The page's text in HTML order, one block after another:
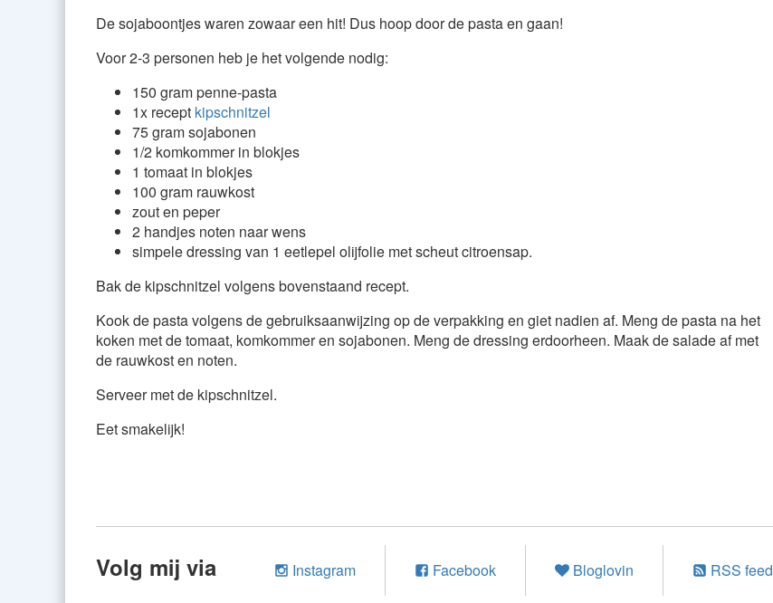
De sojaboontjes waren zowaar een hit! Dus hoop door de pasta en gaan!
Voor 2-3 personen heb je het volgende nodig:
150 gram penne-pasta
1x recept kipschnitzel
75 gram sojabonen
1/2 komkommer in blokjes
1 tomaat in blokjes
100 gram rauwkost
zout en peper
2 handjes noten naar wens
simpele dressing van 1 eetlepel olijfolie met scheut citroensap.
Bak de kipschnitzel volgens bovenstaand recept.
Kook de pasta volgens de gebruiksaanwijzing op de verpakking en giet nadien af. Meng de pasta na het
koken met de tomaat, komkommer en sojabonen. Meng de dressing erdoorheen. Maak de salade af met
de rauwkost en noten.
Serveer met de kipschnitzel.
Eet smakelijk!
Volg mij via Instagram Facebook Bloglovin RSS feed